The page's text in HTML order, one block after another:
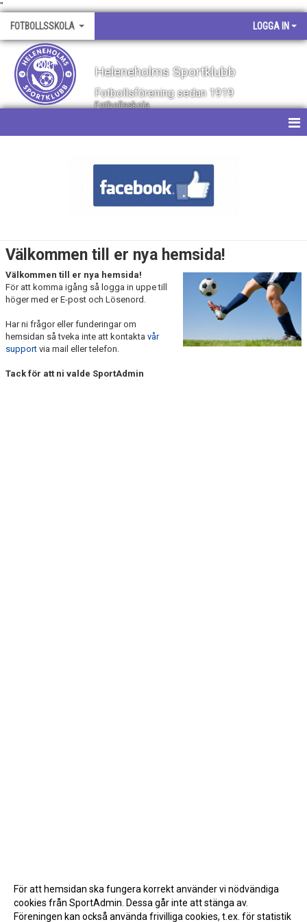
"
FOTBOLLSSKOLA LOGGA IN
Heleneholms Sportklubb
Fotbollsförening sedan 1919
Fotbollsskola
DOKUMENT
KONTAKT
Välkommen till er nya hemsida!
Välkommen till er nya hemsida!
För att komma igång så logga in uppe till
höger med er E-post och Lösenord.
Har ni frågor eller funderingar om
hemsidan så tveka inte att kontakta vår
support via mail eller telefon.
Tack för att ni valde SportAdmin
För att hemsidan ska fungera korrekt använder vi nödvändiga
cookies från SportAdmin. Dessa går inte att stänga av.
Föreningen kan också använda frivilliga cookies, t.ex. för statistik